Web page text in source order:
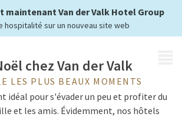
maintenant Van der Valk Hotel Group
hospitalité sur un nouveau site web
plus qu'à profiter
chez Van der Valk
LES PLUS BEAUX MOMENTS
idéal pour s'évader un peu et profiter du
et les amis. Évidemment, nos hôtels